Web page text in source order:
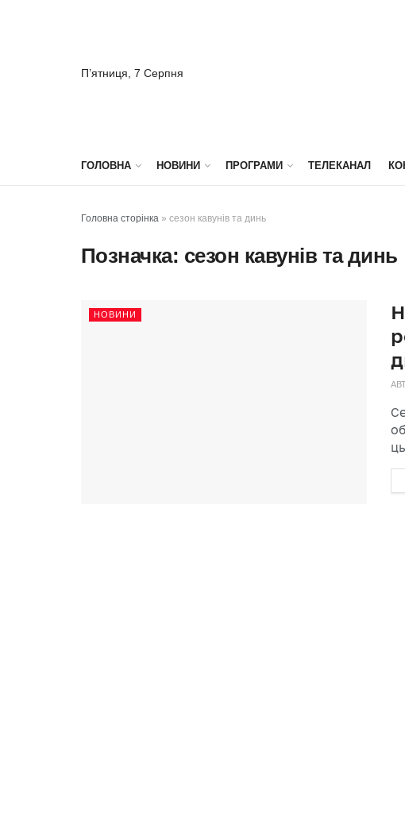
П’ятниця, 7 Серпня
ГОЛОВНА НОВИНИ ПРОГРАМИ ТЕЛЕКАНАЛ
Головна сторінка » сезон кавунів та динь
Позначка: сезон кавунів та динь
НОВИНИ